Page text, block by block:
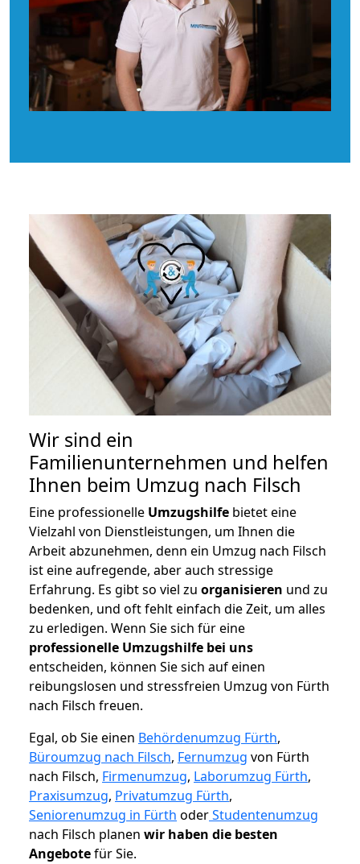
Wir sind ein
Familienunternehmen und helfen
Ihnen beim Umzug nach Filsch
Eine professionelle Umzugshilfe bietet eine
Vielzahl von Dienstleistungen, um Ihnen die
Arbeit abzunehmen, denn ein Umzug nach Filsch
ist eine aufregende, aber auch stressige
Erfahrung. Es gibt so viel zu organisieren und zu
bedenken, und oft fehlt einfach die Zeit, um alles
zu erledigen. Wenn Sie sich für eine
professionelle Umzugshilfe bei uns
entscheiden, können Sie sich auf einen
reibungslosen und stressfreien Umzug von Fürth
nach Filsch freuen.
Egal, ob Sie einen Behördenumzug Fürth,
Büroumzug nach Filsch, Fernumzug von Fürth
nach Filsch, Firmenumzug, Laborumzug Fürth,
Praxisumzug, Privatumzug Fürth,
Seniorenumzug in Fürth oderStudentenumzug
nach Filsch planen wir haben die besten
Angebotefür Sie.